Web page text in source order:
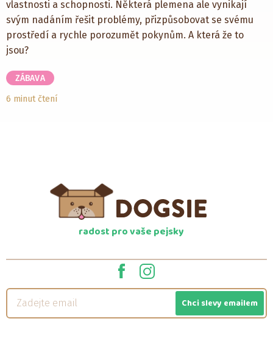
vlastnosti a schopnosti. Některá plemena ale vynikají
svým nadáním řešit problémy, přizpůsobovat se svému
prostředí a rychle porozumět pokynům. A která že to
jsou?
ZÁBAVA
6 minut čtení
radost pro vaše pejsky
Chci slevy emailem